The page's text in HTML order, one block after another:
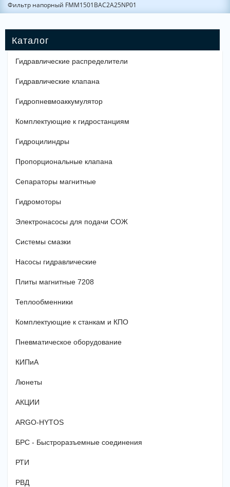
Фильтр напорный FMM1501BAC2A25NP01
Гидравлические распределители
Гидравлические клапана
Гидропневмоаккумулятор
Комплектующие к гидростанциям
Гидроцилиндры
Пропорциональные клапана
Сепараторы магнитные
Гидромоторы
Электронасосы для подачи СОЖ
Системы смазки
Насосы гидравлические
Плиты магнитные 7208
Теплообменники
Комплектующие к станкам и КПО
Пневматическое оборудование
КИПиА
Люнеты
АКЦИИ
ARGO-HYTOS
БРС - Быстроразъемные соединения
РТИ
РВД